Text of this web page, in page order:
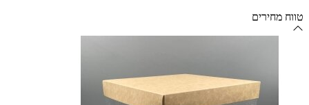
טווח מחירים